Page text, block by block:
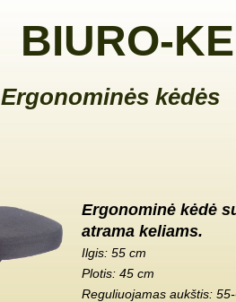
BIURO-
Ergonominės kėdės
Ergonominė kėdė
atrama keliams.
Ilgis: 55 cm
Plotis: 45 cm
Reguliuojamas aukštis: